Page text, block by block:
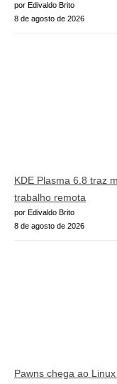
por Edivaldo Brito
8 de agosto de 2026
KDE Plasma 6.8 traz
trabalho remota
por Edivaldo Brito
8 de agosto de 2026
Pawns chega ao